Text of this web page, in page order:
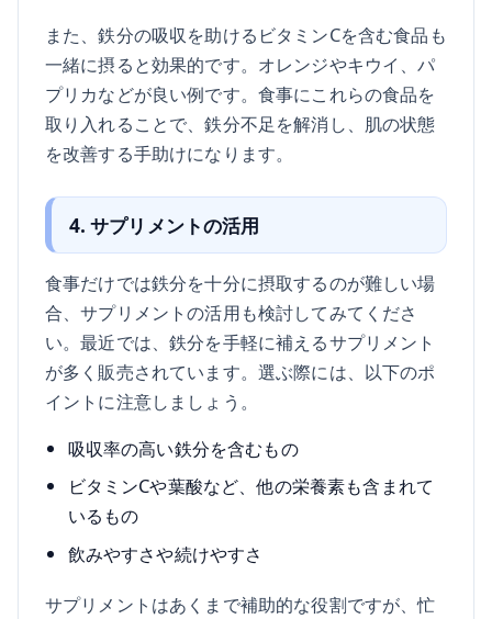
また、鉄分の吸収を助けるビタミンCを含む食品も
一緒に摂ると効果的です。オレンジやキウイ、パ
プリカなどが良い例です。食事にこれらの食品を
取り入れることで、鉄分不足を解消し、肌の状態
を改善する手助けになります。
4. サプリメントの活用
食事だけでは鉄分を十分に摂取するのが難しい場
合、サプリメントの活用も検討してみてくださ
い。最近では、鉄分を手軽に補えるサプリメント
が多く販売されています。選ぶ際には、以下のポ
イントに注意しましょう。
吸収率の高い鉄分を含むもの
ビタミンCや葉酸など、他の栄養素も含まれて
いるもの
飲みやすさや続けやすさ
サプリメントはあくまで補助的な役割ですが、忙